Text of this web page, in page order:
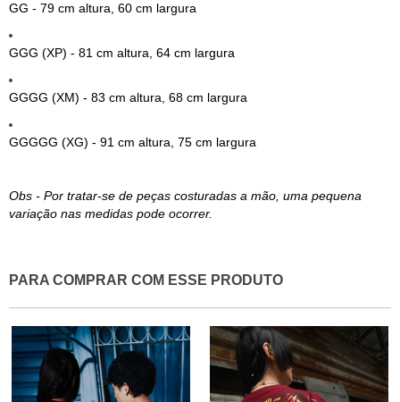
GG - 79 cm altura, 60 cm largura
GGG (XP) - 81 cm altura, 64 cm largura
GGGG (XM) - 83 cm altura, 68 cm largura
GGGGG (XG) - 91 cm altura, 75 cm largura
Obs - Por tratar-se de peças costuradas a mão, uma pequena
variação nas medidas pode ocorrer.
PARA COMPRAR COM ESSE PRODUTO